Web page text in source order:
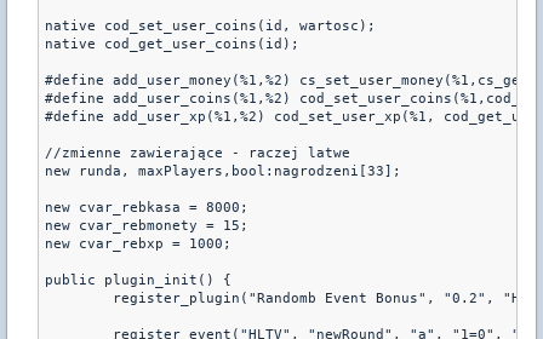
native cod_set_user_coins(id, wartosc);
native cod_get_user_coins(id);
#define add_user_money(%1,%2)
#define add_user_coins(%1,%2)
#define add_user_xp(%1,%2) cod_set_user_xp(%1,
//zmienne zawierające - raczej latwe
new runda, maxPlayers,bool:nagrodzeni[33];
new cvar_rebkasa = 8000;
new cvar_rebmonety = 15;
new cvar_rebxp = 1000;
public plugin_init() {